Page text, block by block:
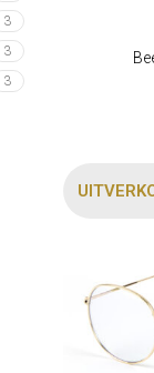
3
3
3
LEES VERDER